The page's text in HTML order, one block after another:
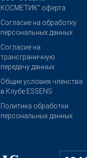
КОСМЕТИК" оферта
Согласие на обработку
персональных данных
Согласие на
трансграничную
передачу данных
Общие условия членства
в Клубе ESSENS
Политика обработки
персональных данных